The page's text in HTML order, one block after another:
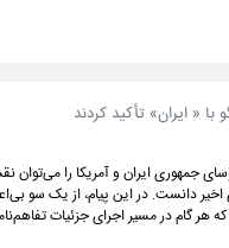
« ایران» تأکید کردند
جمهوری ایران و آمریکا را
دانست. در این پیام، از یک سو
گام در مسیر اجرای جزئیات